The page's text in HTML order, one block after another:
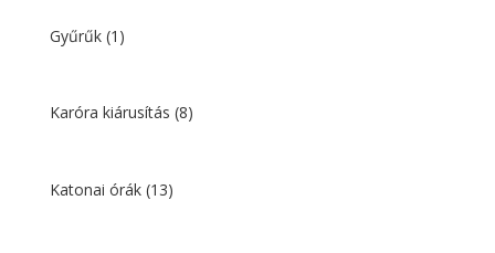
Gyűrűk (1)
Karóra kiárusítás (8)
Katonai órák (13)